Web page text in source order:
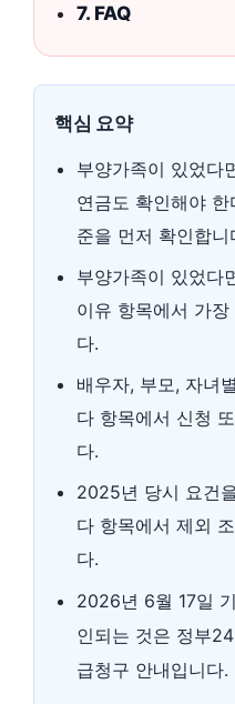
7. FAQ
핵심 요약
부양가족이 있었다
연금도 확인해야
준을 먼저 확인합니
부양가족이 있었다
이유 항목에서 가
다.
배우자, 부모, 자녀
다 항목에서 신청
다.
2025년 당시 요건
다 항목에서 제외
다.
2026년 6월 17일
인되는 것은 정부
급청구 안내입니다.